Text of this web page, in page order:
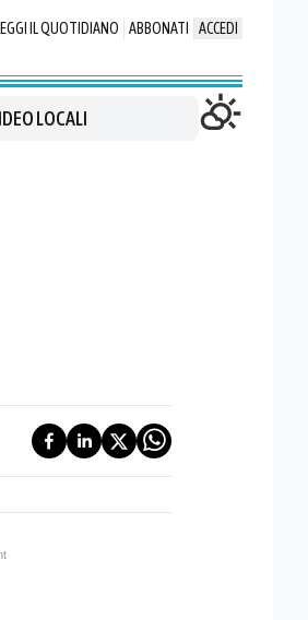
IL QUOTIDIANO ABBONATI ACCEDI
LOCALI